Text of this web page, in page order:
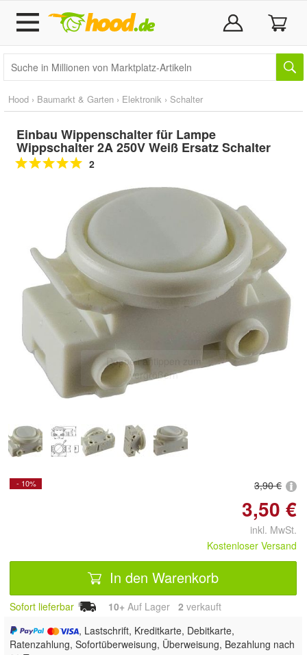
Hood › Baumarkt & Garten › Elektronik › Schalter
Einbau Wippenschalter für Lampe
Wippschalter 2A 250V Weiß Ersatz Schalter
2
Doppelt antippen zum
vergrößern
- 10% 3,90 €
3,50 €
inkl. MwSt.
Kostenloser Versand
In den Warenkorb
Sofort lieferbar 10+ Auf Lager 2 verkauft
, Lastschrift, Kreditkarte, Debitkarte,
Ratenzahlung, Sofortüberweisung, Überweisung, Bezahlung nach